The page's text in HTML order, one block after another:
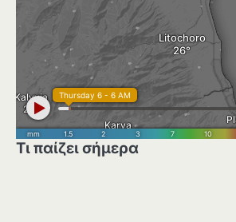
Τι παίζει σήμερα